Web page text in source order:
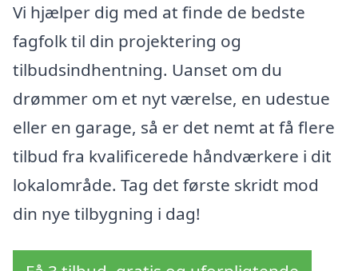
Vi hjælper dig med at finde de bedste
fagfolk til din projektering og
tilbudsindhentning. Uanset om du
drømmer om et nyt værelse, en udestue
eller en garage, så er det nemt at få flere
tilbud fra kvalificerede håndværkere i dit
lokalområde. Tag det første skridt mod
din nye tilbygning i dag!